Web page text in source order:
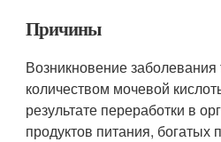
Причины
Возникновение заболевания
количеством мочевой
результате переработки в
продуктов питания, богатых